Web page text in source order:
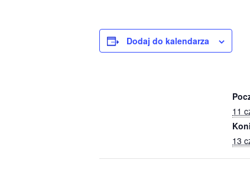
Dodaj do kalendarza
11
13